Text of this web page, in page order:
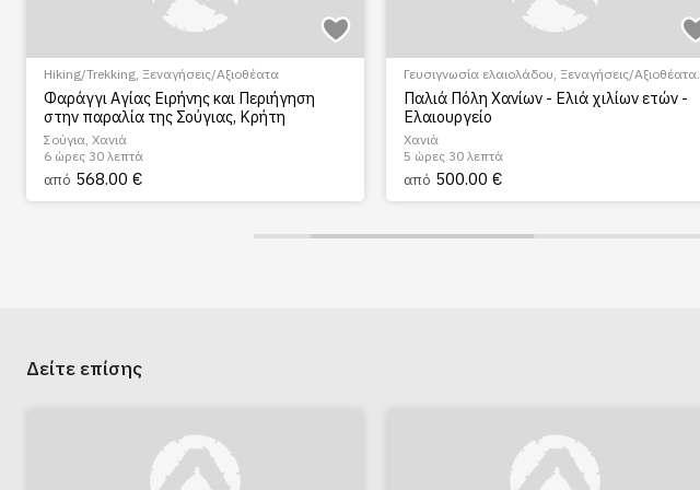
Hiking/Trekking, Ξεναγήσεις/Αξιοθέατα
Φαράγγι Αγίας Ειρήνης και Περιήγηση
στην παραλία της Σούγιας, Κρήτη
Σούγια, Χανιά
6 ώρες 30 λεπτά
από 568.00 €
Γευσιγνωσία ελαιολάδου, Ξεναγήσεις/Αξιοθέατα,
Πεζοπορία Πόλης
Πολιτιστικά - Πολιτισμικά
Παλιά Πόλη Χανίων - Ελιά χιλίων ετών -
Ελαιουργείο
Χανιά
5 ώρες 30 λεπτά
από 500.00 €
Δείτε επίσης